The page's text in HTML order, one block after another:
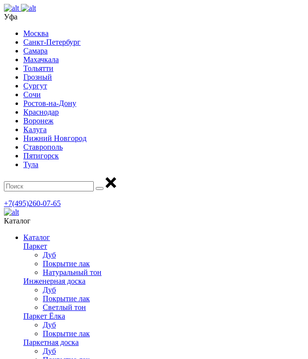
Уфа
Москва
Санкт-Петербург
Самара
Махачкала
Тольятти
Грозный
Сургут
Сочи
Ростов-на-Дону
Краснодар
Воронеж
Калуга
Нижний Новгород
Ставрополь
Пятигорск
Тула
+7(495)260-07-65
Каталог
Каталог
Паркет
Дуб
Покрытие лак
Натуральный тон
Инженерная доска
Дуб
Покрытие лак
Светлый тон
Паркет Ёлка
Дуб
Покрытие лак
Паркетная доска
Дуб